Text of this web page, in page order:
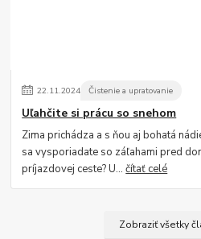
22.11.2024 Čistenie a upratovanie
Uľahčite si prácu so snehom
Zima prichádza a s ňou aj bohatá
sa vysporiadate so záľahami pred
príjazdovej ceste? U...čítať celé
Zobraziť všetky